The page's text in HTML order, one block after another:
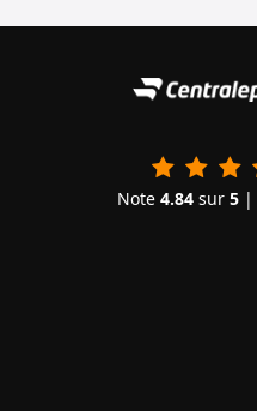
Note 4.84 sur 5 |